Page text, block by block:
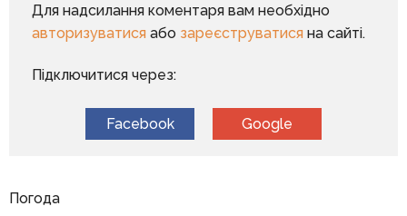
Для надсилання коментаря вам необхідно
авторизуватисяабо зареєструватисяна сайті.
Підключитися через:
Facebook Google
Погода